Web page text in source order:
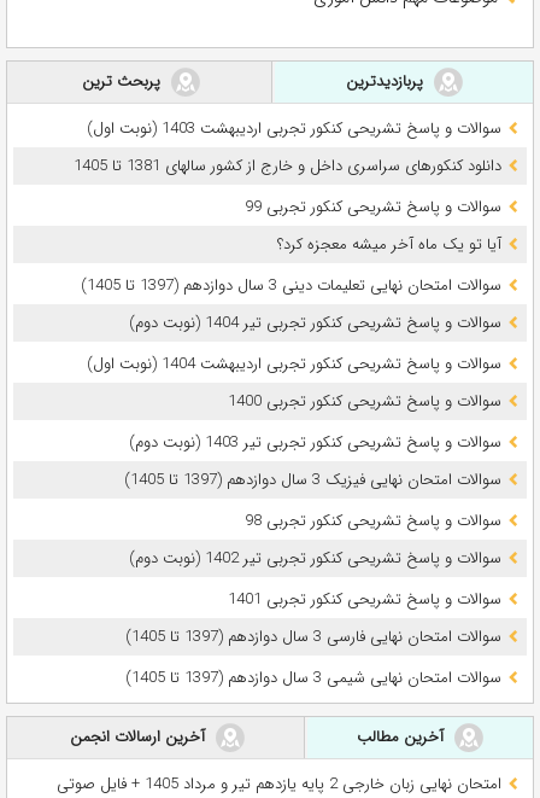
پربازدیدترین
پربحث ترین
سوالات و پاسخ تشریحی کنکور تجربی اردیبهشت 1403 (نوبت اول)
دانلود کنکورهای سراسری داخل و خارج از کشور سالهای 1381 تا 1405
سوالات و پاسخ تشریحی کنکور تجربی 99
آیا تو یک ماه آخر میشه معجزه کرد؟
سوالات امتحان نهایی تعلیمات دینی 3 سال دوازدهم (1397 تا 1405)
سوالات و پاسخ تشریحی کنکور تجربی تیر 1404 (نوبت دوم)
سوالات و پاسخ تشریحی کنکور تجربی اردیبهشت 1404 (نوبت اول)
سوالات و پاسخ تشریحی کنکور تجربی 1400
سوالات و پاسخ تشریحی کنکور تجربی تیر 1403 (نوبت دوم)
سوالات امتحان نهایی فیزیک 3 سال دوازدهم (1397 تا 1405)
سوالات و پاسخ تشریحی کنکور تجربی 98
سوالات و پاسخ تشریحی کنکور تجربی تیر 1402 (نوبت دوم)
سوالات و پاسخ تشریحی کنکور تجربی 1401
سوالات امتحان نهایی فارسی 3 سال دوازدهم (1397 تا 1405)
سوالات امتحان نهایی شیمی 3 سال دوازدهم (1397 تا 1405)
آخرین مطالب
آخرین ارسالات انجمن
امتحان نهایی زبان خارجی 2 پایه یازدهم تیر و مرداد 1405 + فایل صوتی